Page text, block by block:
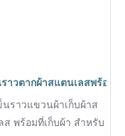
อง รถเข็นโครงเหล็กพร้อ
าวตากผ้าสแตนเลสพร้อมที่
นราวแขวนผ้าเก็บผ้าส
ส พร้อมที่เก็บผ้า สำหรับ